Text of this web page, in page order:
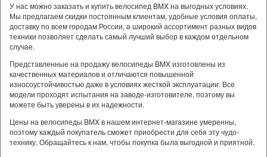
У нас можно заказать и купить велосипед BMX на выгодных условиях.
Мы предлагаем скидки постоянным клиентам, удобные условия оплаты,
доставку по всем городам России, а широкий ассортимент разных видов
техники позволяет сделать самый лучший выбор в каждом отдельном
случае.
Представленные на продажу велосипеды BMX изготовлены из
качественных материалов и отличаются повышенной
износоустойчивостью даже в условиях жесткой эксплуатации. Все
модели проходят испытания на заводе-изготовителе, поэтому вы
можете быть уверены в их надежности.
Цены на велосипеды BMX в нашем интернет-магазине умеренны,
поэтому каждый покупатель сможет приобрести для себя эту чудо-
технику. Обращайтесь к нам, чтобы покупка была выгодной и приятной.